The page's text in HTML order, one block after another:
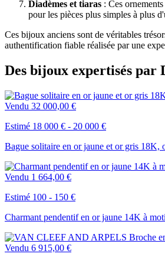
Diadèmes et tiaras : Ces
pour les pièces plus simples à plus
Ces bijoux anciens sont de véritables
authentification fiable réalisée par une
Des bijoux expertisés par
Vendu 32 000,00 €
Estimé 18 000 € - 20 000 €
Bague solitaire en or jaune et or gris 18K,
Vendu 1 664,00 €
Estimé 100 - 150 €
Charmant pendentif en or jaune 14K à
Vendu 6 915,00 €